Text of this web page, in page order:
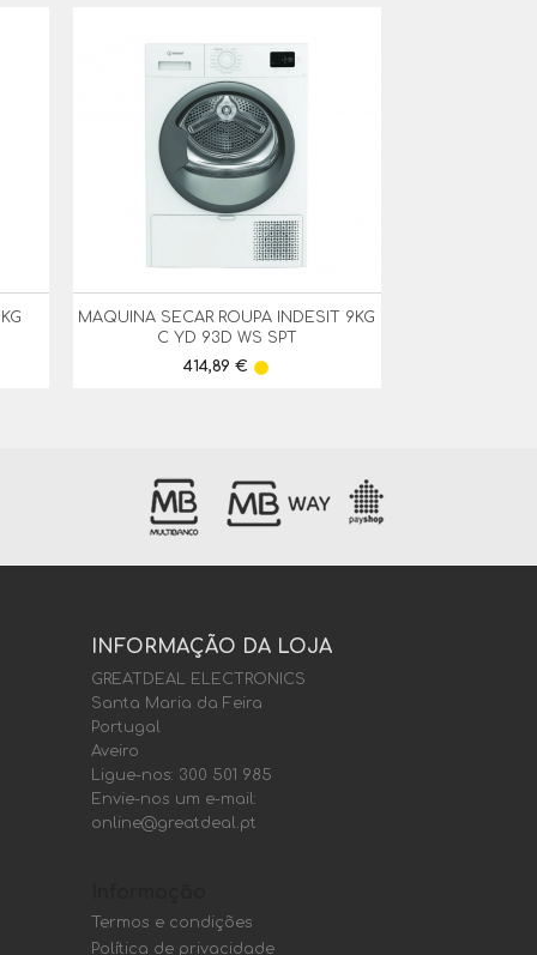
MAQUINA SECAR ROUPA INDESIT 9KG
C YD 93D WS SPT
Preço
414,89 € lens
Vista Rápida
INFORMAÇÃO DA LOJA
GREATDEAL ELECTRONICS
Santa Maria da Feira
Portugal
Aveiro
Ligue-nos: 300 501 985
Envie-nos um e-mail:
online@greatdeal.pt
Termos e condições
Política de privacidade